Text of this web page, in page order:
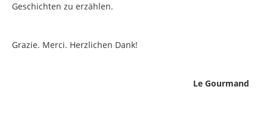
Geschichten zu erzählen.
Grazie. Merci. Herzlichen Dank!
Le Gourmand